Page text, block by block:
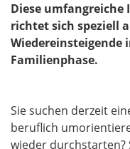
Diese
richtet sich speziell
Wiedereinsteigende
Familienphase.
Sie suchen derzeit
beruflich
wieder durchstarten?